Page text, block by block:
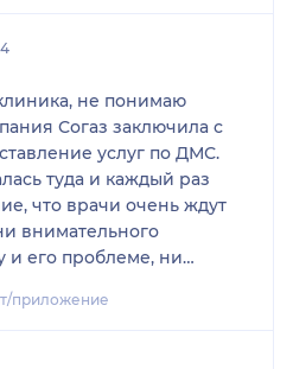
не понимаю
Согаз заключила с
услуг по ДМС.
туда и каждый раз
что врачи очень ждут
внимательного
и его проблеме, ни
или документ нужно
какого качества
приложение